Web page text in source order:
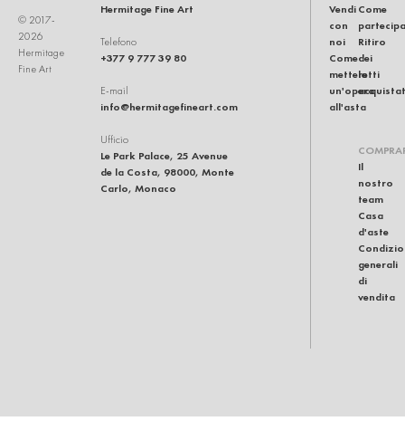
© 2017-
2026
Hermitage
Fine Art
Hermitage Fine Art
Telefono
+377 9 777 39 80
E-mail
info@hermitagefineart.com
Ufficio
Le Park Palace, 25 Avenue
de la Costa, 98000, Monte
Carlo, Monaco
Vendi
con
noi
Come
mettere
un'opera
all'asta
Come
Ritiro
dei
lotti
Il
nostro
team
Casa
d'aste
generali
di
vendita